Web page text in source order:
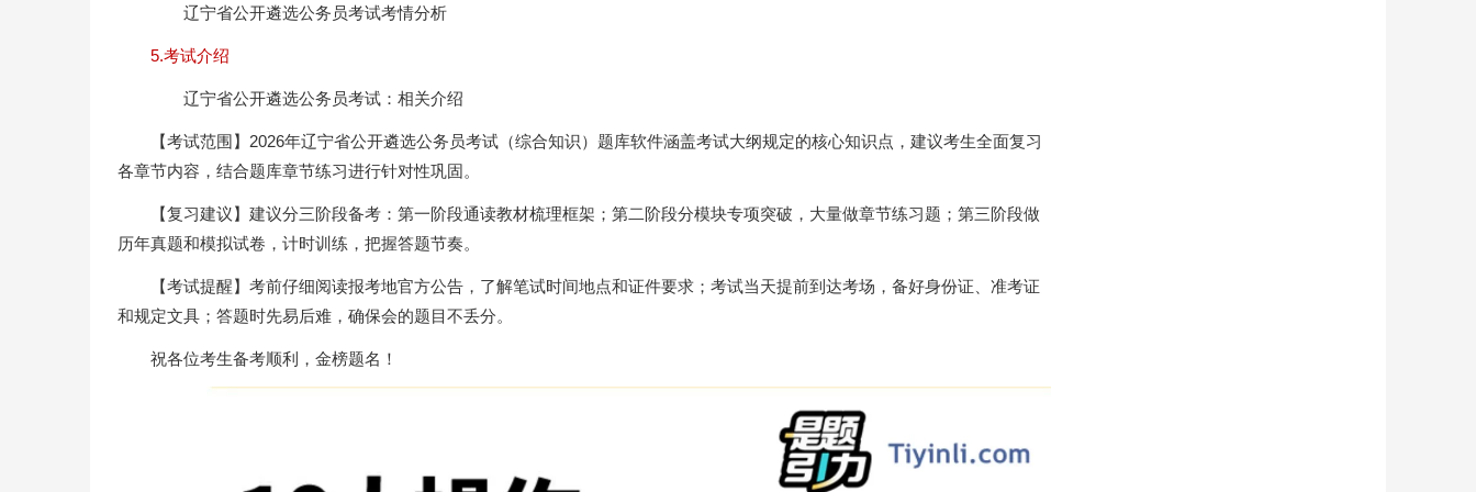
辽宁省公开遴选公务员考试考情分析
5.考试介绍
辽宁省公开遴选公务员考试：相关介绍
【考试范围】2026年辽宁省公开遴选公务员考试（综合知识）题库软件涵盖考试大纲规定的核心知识点，建议考生全面复习
各章节内容，结合题库章节练习进行针对性巩固。
【复习建议】建议分三阶段备考：第一阶段通读教材梳理框架；第二阶段分模块专项突破，大量做章节练习题；第三阶段做
历年真题和模拟试卷，计时训练，把握答题节奏。
【考试提醒】考前仔细阅读报考地官方公告，了解笔试时间地点和证件要求；考试当天提前到达考场，备好身份证、准考证
和规定文具；答题时先易后难，确保会的题目不丢分。
祝各位考生备考顺利，金榜题名！